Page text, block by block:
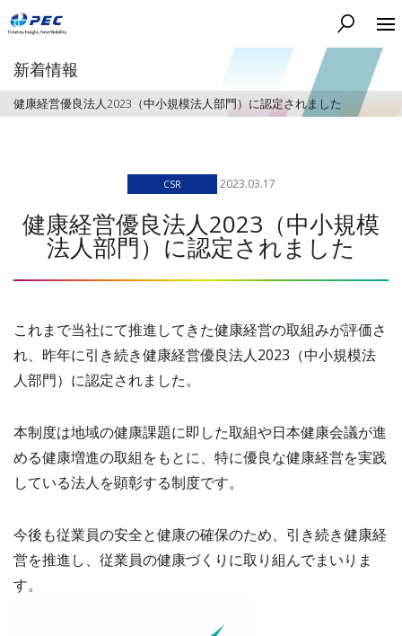
検索する
新着情報
健康経営優良法人2023（中小規模法人部門）に認定されました
CSR 2023.03.17
健康経営優良法人2023（中小規模
法人部門）に認定されました
これまで当社にて推進してきた健康経営の取組みが評価さ
れ、 昨年に引き続き健康経営優良法人2023 （中小規模法
人部門）に認定されました。
本制度は地域の健康課題に即した取組や日本健康会議が進
める健康増進の取組をもとに、特に優良な健康経営を実践
している法人を顕彰する制度です。
今後も従業員の安全と健康の確保のため、引き続き健康経
営を推進し、従業員の健康づくりに取り組んでまいりま
す。